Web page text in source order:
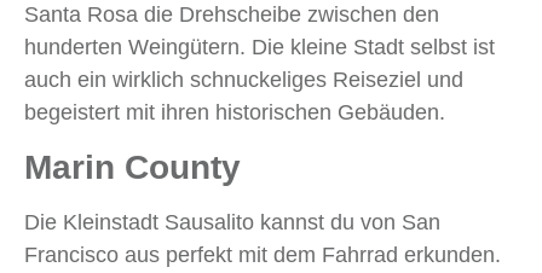
Santa Rosa die Drehscheibe zwischen den
hunderten Weingütern. Die kleine Stadt selbst ist
auch ein wirklich schnuckeliges Reiseziel und
begeistert mit ihren historischen Gebäuden.
Marin County
Die Kleinstadt Sausalito kannst du von San
Francisco aus perfekt mit dem Fahrrad erkunden.